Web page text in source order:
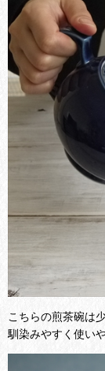
こちらの煎茶碗は
馴染みやすく使い